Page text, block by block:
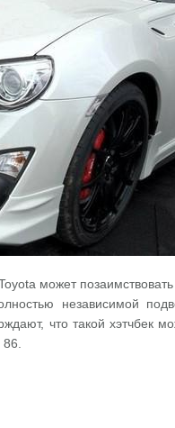
может
независимой
что такой хэтчбек